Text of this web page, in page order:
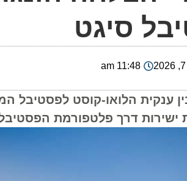
11:48 am
הלואו-קוסט לפסטיבל
דרך פלטפורמת הפסטיבל,